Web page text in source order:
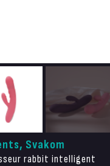
Svakom
rabbit intelligent